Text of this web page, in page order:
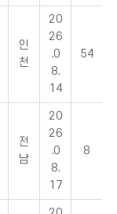
인
천
20
26
.0
8.
14
54
전
남
20
26
.0
8.
17
8